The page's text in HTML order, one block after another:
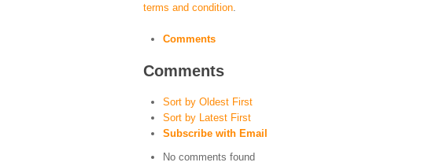
terms and condition
Comments
Comments
Sort by Oldest First
Sort by Latest First
Subscribe with Email
No comments found